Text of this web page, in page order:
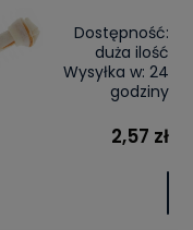
Dostępność:
duża ilość
Wysyłka w: 24
godziny
2,57 zł